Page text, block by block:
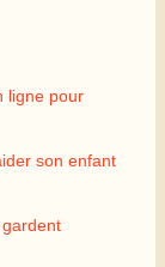
ligne pour
son enfant